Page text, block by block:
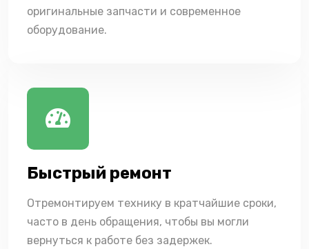
оригинальные запчасти и современное
оборудование.
Быстрый ремонт
Отремонтируем технику в кратчайшие сроки,
часто в день обращения, чтобы вы могли
вернуться к работе без задержек.